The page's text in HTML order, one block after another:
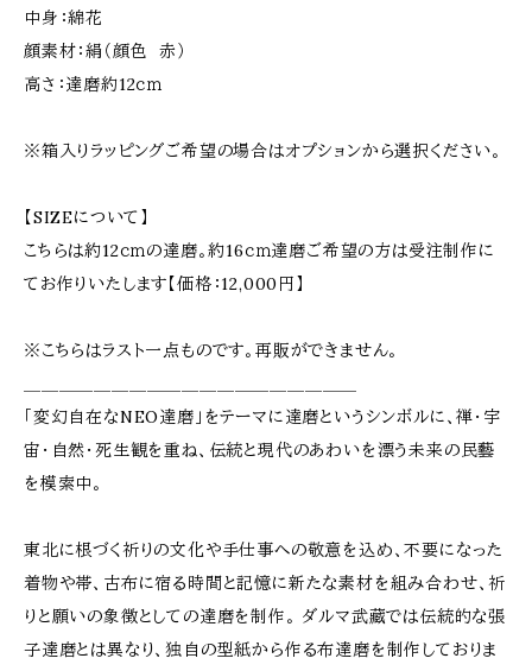
中身：綿花
顔素材：絹（顔色 赤）
高さ：達磨約12ｃｍ
※箱入りラッピングご希望の場合はオプションから選択ください。
【SIZEについて】
こちらは約12ｃｍの達磨。約16ｃｍ達磨ご希望の方は受注制作に
てお作りいたします【価格：12,000円】
※こちらはラスト一点ものです。再販ができません。
「変幻自在なNEO達磨」をテーマに達磨というシンボルに、禅・宇
宙・自然・死生観を重ね、伝統と現代のあわいを漂う未来の民藝
を模索中。
東北に根づく祈りの文化や手仕事への敬意を込め、不要になった
着物や帯、古布に宿る時間と記憶に新たな素材を組み合わせ、祈
りと願いの象徴としての達磨を制作。 ダルマ武藏では伝統的な張
子達磨とは異なり、独自の型紙から作る布達磨を制作しておりま